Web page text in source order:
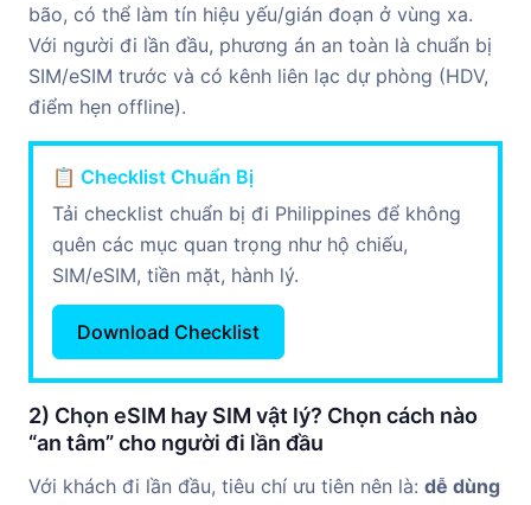
bão, có thể làm tín hiệu yếu/gián đoạn ở vùng xa.
Với người đi lần đầu, phương án an toàn là chuẩn bị
SIM/eSIM trước và có kênh liên lạc dự phòng (HDV,
điểm hẹn offline).
📋 Checklist Chuẩn Bị
Tải checklist chuẩn bị đi Philippines để không
quên các mục quan trọng như hộ chiếu,
SIM/eSIM, tiền mặt, hành lý.
Download Checklist
2) Chọn eSIM hay SIM vật lý? Chọn cách nào
“an tâm” cho người đi lần đầu
Với khách đi lần đầu, tiêu chí ưu tiên nên là: dễ dùng